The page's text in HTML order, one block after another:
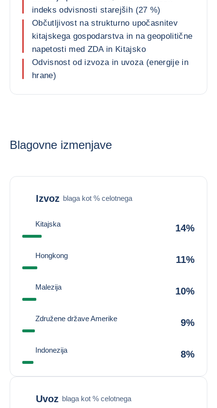
indeks odvisnosti starejših (27 %)
Občutljivost na strukturno upočasnitev
kitajskega gospodarstva in na geopolitične
napetosti med ZDA in Kitajsko
Odvisnost od izvoza in uvoza (energije in
hrane)
Blagovne izmenjave
Izvoz blaga kot % celotnega
Kitajska 14%
Hongkong 11%
Malezija 10%
Združene države Amerike 9%
Indonezija 8%
Uvoz blaga kot % celotnega